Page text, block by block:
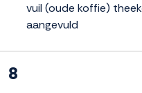
vuil (oude koffie)
aangevuld
8